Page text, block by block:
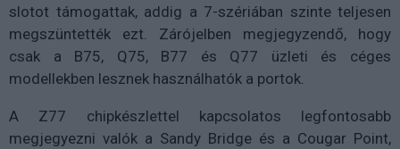
slotot támogattak, addig a 7-szériában szinte teljesen
megszüntették ezt. Zárójelben megjegyzendő, hogy
csak a B75, Q75, B77 és Q77 üzleti és céges
modellekben lesznek használhatók a portok.
A Z77 chipkészlettel kapcsolatos legfontosabb
megjegyezni valók a Sandy Bridge és a Cougar Point,